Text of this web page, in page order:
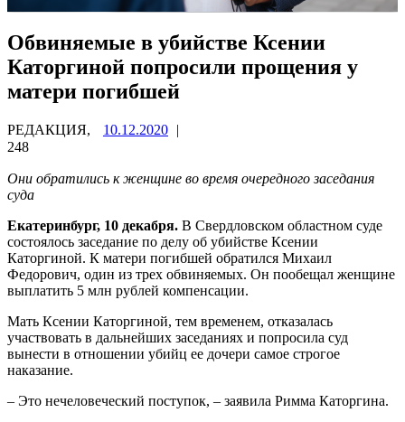
Обвиняемые в убийстве Ксении
Каторгиной попросили прощения у
матери погибшей
РЕДАКЦИЯ, 10.12.2020 |
248
Они обратились к женщине во время очередного заседания
суда
Екатеринбург, 10 декабря. В Свердловском областном суде
состоялось заседание по делу об убийстве Ксении
Каторгиной. К матери погибшей обратился Михаил
Федорович, один из трех обвиняемых. Он пообещал женщине
выплатить 5 млн рублей компенсации.
Мать Ксении Каторгиной, тем временем, отказалась
участвовать в дальнейших заседаниях и попросила суд
вынести в отношении убийц ее дочери самое строгое
наказание.
– Это нечеловеческий поступок, – заявила Римма Каторгина.